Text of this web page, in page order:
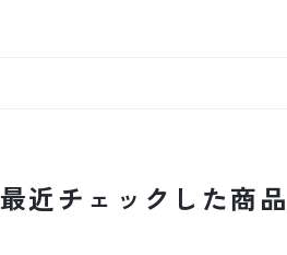
最近チェックした商品